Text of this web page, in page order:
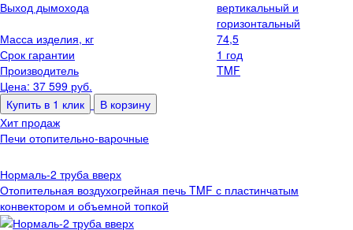
Выход дымохода
вертикальный и
горизонтальный
Масса изделия, кг
74,5
Срок гарантии
1 год
Производитель
TMF
Цена: 37 599 руб.
Купить в 1 клик
В корзину
Хит продаж
Печи отопительно-варочные
Нормаль-2 труба вверх
Отопительная воздухогрейная печь TMF с пластинчатым
конвектором и объемной топкой